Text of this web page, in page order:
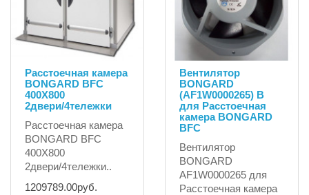
Расстоечная камера
BONGARD BFC
400X800
2двери/4тележки
Расстоечная камера
BONGARD BFC
400X800
2двери/4тележки..
1209789.00руб.
Вентилятор
BONGARD
(AF1W0000265) B
для Расстоечная
камера BONGARD
BFC
Вентилятор
BONGARD
AF1W0000265 для
Расстоечная камера